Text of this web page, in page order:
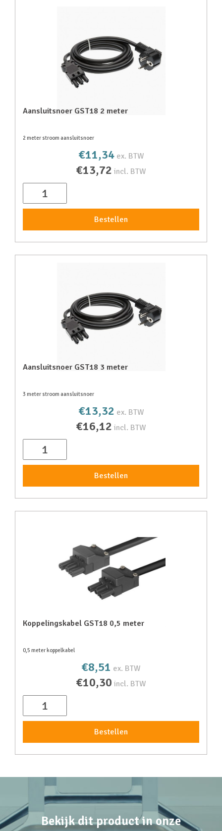
Aansluitsnoer GST18 2 meter
2 meter stroom aansluitsnoer
€11,34 ex. BTW
€13,72 incl. BTW
Bestellen
Aansluitsnoer GST18 3 meter
3 meter stroom aansluitsnoer
€13,32 ex. BTW
€16,12 incl. BTW
Bestellen
Koppelingskabel GST18 0,5 meter
0,5 meter koppelkabel
€8,51 ex. BTW
€10,30 incl. BTW
Bestellen
Bekijk dit product in onze